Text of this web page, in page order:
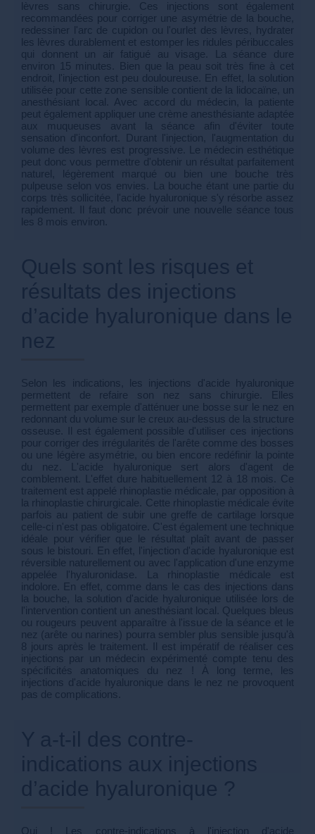
lèvres sans chirurgie. Ces injections sont également
recommandées pour corriger une asymétrie de la bouche,
redessiner l'arc de cupidon ou l'ourlet des lèvres, hydrater
les lèvres durablement et estomper les ridules péribuccales
qui donnent un air fatigué au visage. La séance dure
environ 15 minutes. Bien que la peau soit très fine à cet
endroit, l'injection est peu douloureuse. En effet, la solution
utilisée pour cette zone sensible contient de la lidocaïne, un
anesthésiant local. Avec accord du médecin, la patiente
peut également appliquer une crème anesthésiante adaptée
aux muqueuses avant la séance afin d'éviter toute
sensation d'inconfort. Durant l'injection, l'augmentation du
volume des lèvres est progressive. Le médecin esthétique
peut donc vous permettre d'obtenir un résultat parfaitement
naturel, légèrement marqué ou bien une bouche très
pulpeuse selon vos envies. La bouche étant une partie du
corps très sollicitée, l'acide hyaluronique s'y résorbe assez
rapidement. Il faut donc prévoir une nouvelle séance tous
les 8 mois environ.
Selon les indications, les injections d'acide hyaluronique
permettent de refaire son nez sans chirurgie. Elles
permettent par exemple d'atténuer une bosse sur le nez en
redonnant du volume sur le creux au-dessus de la structure
osseuse. Il est également possible d'utiliser ces injections
pour corriger des irrégularités de l'arête comme des bosses
ou une légère asymétrie, ou bien encore redéfinir la pointe
du nez. L'acide hyaluronique sert alors d'agent de
comblement. L'effet dure habituellement 12 à 18 mois. Ce
traitement est appelé rhinoplastie médicale, par opposition à
la rhinoplastie chirurgicale. Cette rhinoplastie médicale évite
parfois au patient de subir une greffe de cartilage lorsque
celle-ci n'est pas obligatoire. C'est également une technique
idéale pour vérifier que le résultat plaît avant de passer
sous le bistouri. En effet, l'injection d'acide hyaluronique est
réversible naturellement ou avec l'application d'une enzyme
appelée l'hyaluronidase. La rhinoplastie médicale est
indolore. En effet, comme dans le cas des injections dans
la bouche, la solution d'acide hyaluronique utilisée lors de
l'intervention contient un anesthésiant local. Quelques bleus
ou rougeurs peuvent apparaître à l'issue de la séance et le
nez (arête ou narines) pourra sembler plus sensible jusqu'à
8 jours après le traitement. Il est impératif de réaliser ces
injections par un médecin expérimenté compte tenu des
spécificités anatomiques du nez ! À long terme, les
injections d'acide hyaluronique dans le nez ne provoquent
pas de complications.
Oui ! Les contre-indications à l'injection d'acide